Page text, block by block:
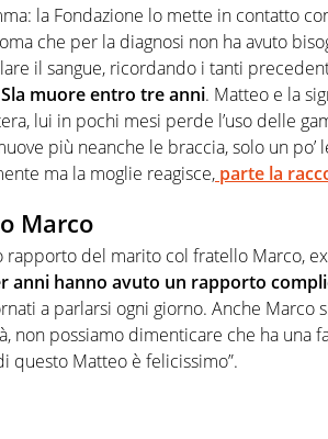
la Fondazione lo mette in contatto
che per la diagnosi non ha avuto
il sangue, ricordando i tanti
muore entro tre anni. Matteo e la
lui in pochi mesi perde l’uso delle
più neanche le braccia, solo un po’
ma la moglie reagisce, parte la
Marco
rapporto del marito col fratello Marco,
anni hanno avuto un rapporto
a parlarsi ogni giorno. Anche Marco
non possiamo dimenticare che ha una
questo Matteo è felicissimo”.